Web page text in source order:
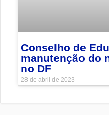
Conselho de
manutenção do
no DF
28 de abril de 2023